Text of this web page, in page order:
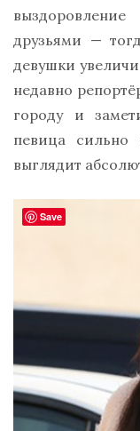
друзьями —
девушки
недавно
городу и
певица сильно
выглядит
Save